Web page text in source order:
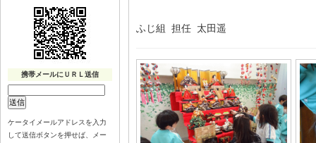
ふじ組 担任 太田遥
携帯メールにＵＲＬ送信
ケータイメールアドレスを入力
して送信ボタンを押せば、メー